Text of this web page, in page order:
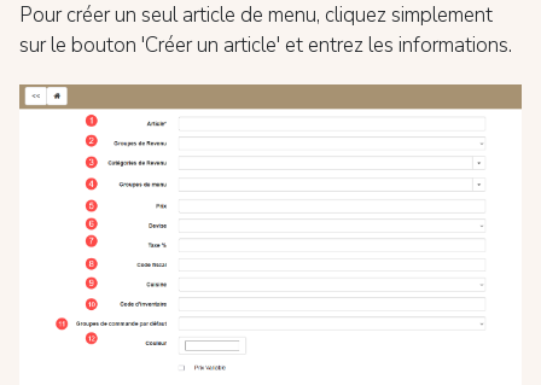
Pour créer un seul article de menu, cliquez simplement
sur le bouton 'Créer un article' et entrez les informations.